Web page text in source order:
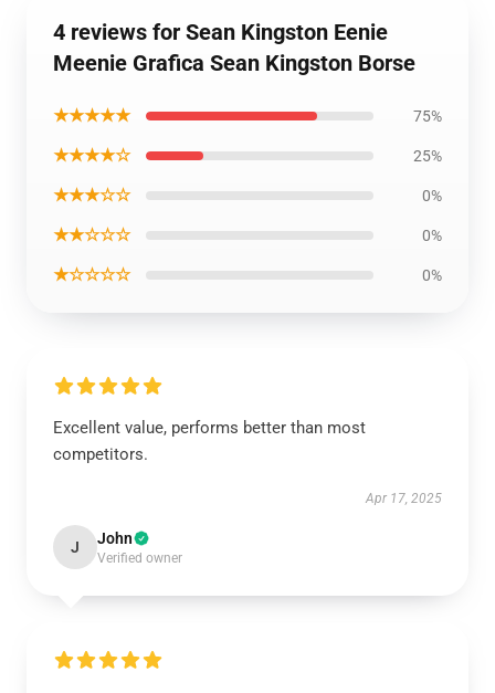
4 reviews for Sean Kingston Eenie
Meenie Grafica Sean Kingston Borse
★★★★★ 75%
★★★★☆ 25%
★★★☆☆ 0%
★★☆☆☆ 0%
★☆☆☆☆ 0%
Excellent value, performs better than most
competitors.
Apr 17, 2025
J John
Verified owner